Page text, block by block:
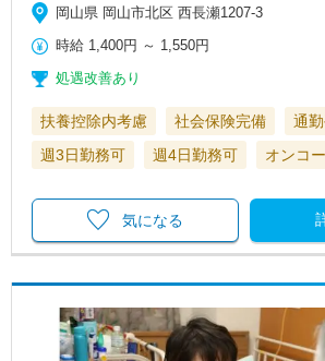
岡山県 岡山市北区 西長瀬1207-3
時給 1,400円 ～ 1,550円
処遇改善あり
扶養控除内考慮 社会保険完備 通
週3日勤務可
週4日勤務可 オンコ
気になる